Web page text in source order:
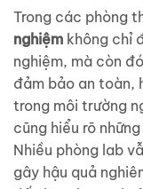
Trong các phòng
nghiệm không chỉ
nghiệm, mà còn
đảm bảo an toàn,
trong môi trường
cũng hiểu rõ
Nhiều phòng lab
gây hậu quả